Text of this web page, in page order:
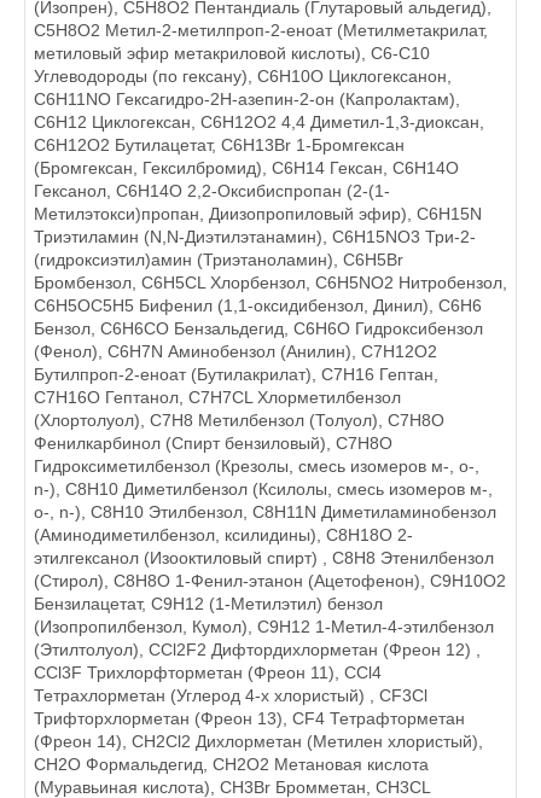
(Изопрен), C5H8O2 Пентандиаль (Глутаровый альдегид),
C5Н8О2 Метил-2-метилпроп-2-еноат (Метилметакрилат,
метиловый эфир метакриловой кислоты), C6-C10
Углеводороды (по гексану), C6H10O Циклогексанон,
C6H11NO Гексагидро-2Н-азепин-2-он (Капролактам),
C6H12 Циклогексан, C6H12O2 4,4 Диметил-1,3-диоксан,
C6H12O2 Бутилацетат, C6H13Br 1-Бромгексан
(Бромгексан, Гексилбромид), C6H14 Гексан, C6H14O
Гексанол, C6H14О 2,2-Оксибиспропан (2-(1-
Метилэтокси)пропан, Диизопропиловый эфир), C6H15N
Триэтиламин (N,N-Диэтилэтанамин), C6H15NO3 Три-2-
(гидроксиэтил)амин (Триэтаноламин), C6H5Br
Бромбензол, C6H5CL Хлорбензол, C6H5NO2 Нитробензол,
C6H5OC5H5 Бифенил (1,1-оксидибензол, Динил), C6H6
Бензол, C6H6CO Бензальдегид, C6H6O Гидроксибензол
(Фенол), C6H7N Аминобензол (Анилин), C7H12O2
Бутилпроп-2-еноат (Бутилакрилат), C7H16 Гептан,
C7H16O Гептанол, C7H7CL Хлорметилбензол
(Хлортолуол), C7H8 Метилбензол (Толуол), C7H8O
Фенилкарбинол (Спирт бензиловый), C7Н8О
Гидроксиметилбензол (Крезолы, смесь изомеров м-, o-,
n-), C8H10 Диметилбензол (Ксилолы, смесь изомеров м-,
o-, n-), C8H10 Этилбензол, C8H11N Диметиламинобензол
(Аминодиметилбензол, ксилидины), C8H18O 2-
этилгексанол (Изооктиловый спирт) , C8H8 Этенилбензол
(Стирол), C8H8O 1-Фенил-этанон (Ацетофенон), C9H10O2
Бензилацетат, C9H12 (1-Метилэтил) бензол
(Изопропилбензол, Кумол), C9H12 1-Метил-4-этилбензол
(Этилтолуол), CCl2F2 Дифтордихлорметан (Фреон 12) ,
CCl3F Трихлорфторметан (Фреон 11), CCl4
Тетрахлорметан (Углерод 4-х хлористый) , CF3Cl
Трифторхлорметан (Фреон 13), CF4 Тетрафторметан
(Фреон 14), CH2Cl2 Дихлорметан (Метилен хлористый),
CH2O Формальдегид, CH2O2 Метановая кислота
(Муравьиная кислота), CH3Br Бромметан, CH3CL